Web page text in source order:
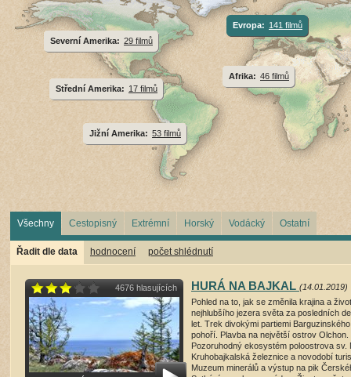
Afrika: 46 filmů
Evropa: 141 filmů
Jižní Amerika: 53 filmů
Severní Amerika: 29 filmů
Střední Amerika: 17 filmů
Všechny Cestopisný Extrémní Horský Vodácký Ostatní
Řadit dle data hodnocení počet shlédnutí
4676 hlasujících HURÁ NA BAJKAL (14.01.2019)
Pohled na to, jak se změnila krajina a
nejhlubšího jezera světa za posledních
let. Trek divokými partiemi Barguzinského
pohoří. Plavba na největší ostrov Olchon.
Pozoruhodný ekosystém poloostrova sv.
Kruhobajkalská železnice a novodobí
Muzeum minerálů a výstup na pik